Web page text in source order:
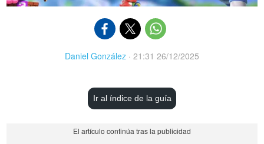
Daniel González · 21:31 26/12/2025
Ir al índice de la guía